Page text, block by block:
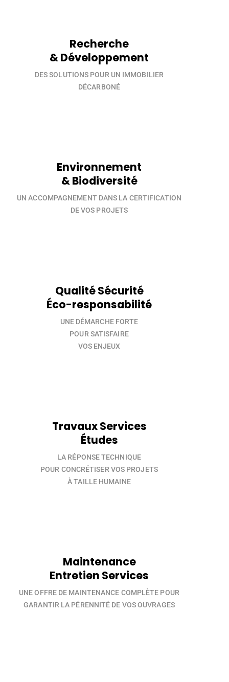
Recherche
& Développement
DES SOLUTIONS POUR UN IMMOBILIER
DÉCARBONÉ
Environnement
& Biodiversité
UN ACCOMPAGNEMENT DANS LA CERTIFICATION
DE VOS PROJETS
Qualité Sécurité
Éco-responsabilité
UNE DÉMARCHE FORTE
POUR SATISFAIRE
VOS ENJEUX
Travaux Services
Études
LA RÉPONSE TECHNIQUE
POUR CONCRÉTISER VOS PROJETS
À TAILLE HUMAINE
Maintenance
Entretien Services
UNE OFFRE DE MAINTENANCE COMPLÈTE POUR
GARANTIR LA PÉRENNITÉ DE VOS OUVRAGES